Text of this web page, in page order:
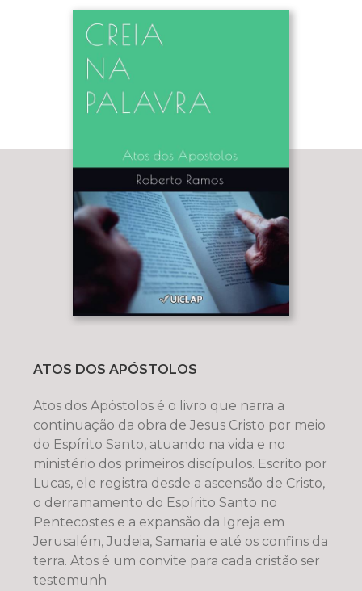
ATOS DOS APÓSTOLOS
Atos dos Apóstolos é o livro que narra a
continuação da obra de Jesus Cristo por meio
do Espírito Santo, atuando na vida e no
ministério dos primeiros discípulos. Escrito por
Lucas, ele registra desde a ascensão de Cristo,
o derramamento do Espírito Santo no
Pentecostes e a expansão da Igreja em
Jerusalém, Judeia, Samaria e até os confins da
terra. Atos é um convite para cada cristão ser
testemunh